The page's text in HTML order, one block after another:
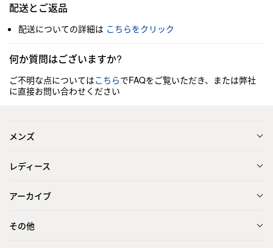
配送とご返品
配送についての詳細は こちらをクリック
何か質問はございますか?
ご不明な点についてはこちらでFAQをご覧いただき、または弊社
に直接お問い合わせください
メンズ
レディース
アーカイブ
その他